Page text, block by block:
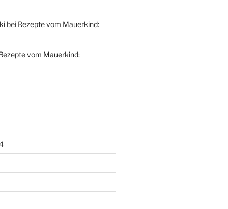
bei Rezepte vom Mauerkind:
vom Mauerkind: